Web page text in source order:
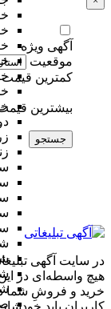
آگهی ویژه
موقعیت
کمترین قیمت
بیشترین
جستجو
در سایت آگهی
هیچ واسطه‌ای در
خرید و فروشِ شما
کاربران باید